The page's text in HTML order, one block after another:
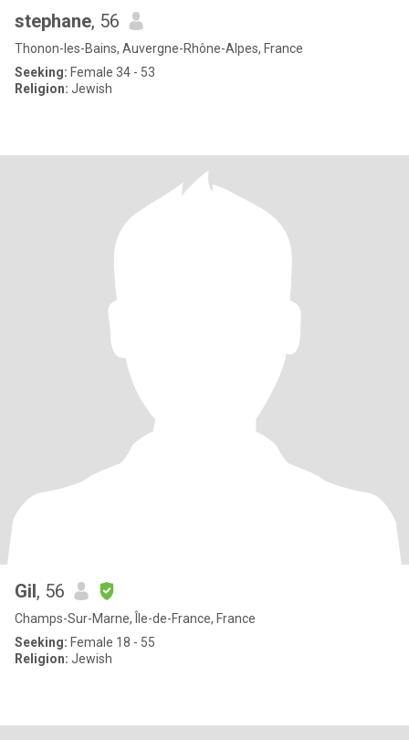
stephane, 56
Thonon-les-Bains, Auvergne-Rhône-Alpes, France
Seeking: Female 34 - 53
Religion: Jewish
Gil, 56
Champs-Sur-Marne, Île-de-France, France
Seeking: Female 18 - 55
Religion: Jewish